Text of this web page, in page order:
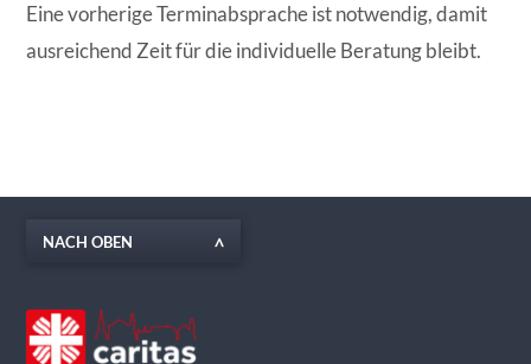
Eine vorherige Terminabsprache ist notwendig, damit
ausreichend Zeit für die individuelle Beratung bleibt.
NACH OBEN